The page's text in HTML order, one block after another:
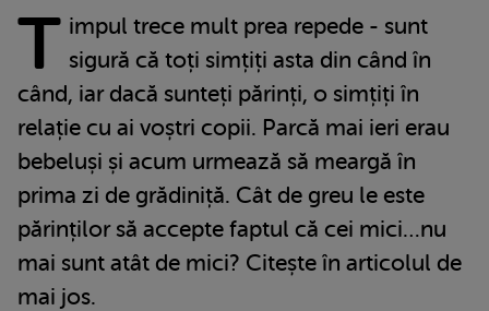
T impul trece mult prea repede - sunt
sigură că toți simțiți asta din când în
când, iar dacă sunteți părinți, o simțiți în
relație cu ai voștri copii. Parcă mai ieri erau
bebeluși și acum urmează să meargă în
prima zi de grădiniță. Cât de greu le este
părinților să accepte faptul că cei mici…nu
mai sunt atât de mici? Citește în articolul de
mai jos.